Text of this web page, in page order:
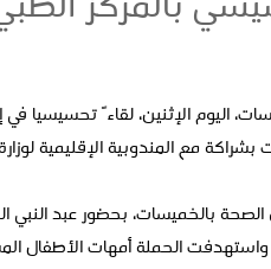
اليوم الإثنين، لقاءً تحسيسيا
مع المندوبية الإقليمية
بالخميسات، بحضور عبد النبي
واستهدفت الحملة أمهات الأطفال